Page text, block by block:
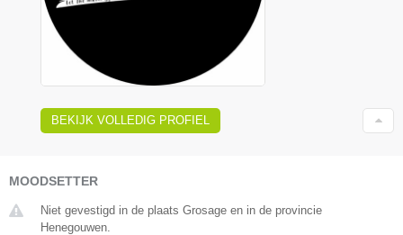
BEKIJK VOLLEDIG PROFIEL
MOODSETTER
Niet gevestigd in de plaats Grosage en in de provincie
Henegouwen.